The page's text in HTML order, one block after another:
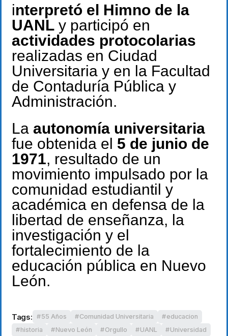
interpretó el Himno de la
UANL y participó en
actividades protocolarias
realizadas en Ciudad
Universitaria y en la Facultad
de Contaduría Pública y
Administración.
La autonomía universitaria
fue obtenida el 5 de junio de
1971, resultado de un
movimiento impulsado por la
comunidad estudiantil y
académica en defensa de la
libertad de enseñanza, la
investigación y el
fortalecimiento de la
educación pública en Nuevo
León.
Tags: 55 Años Comunidad Universitaria
educacion
historia
Nuevo León Orgullo UANL Universidad